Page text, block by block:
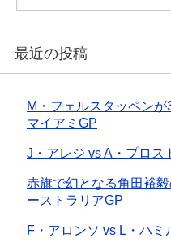
最近の投稿
M・フェルスタッペン
マイアミGP
J・アレジ vs A・プロス
赤旗で幻となる角田裕
ーストラリアGP
F・アロンソ vs L・ハ